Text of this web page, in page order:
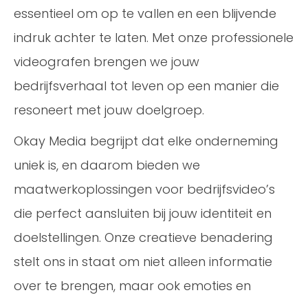
essentieel om op te vallen en een blijvende
indruk achter te laten. Met onze professionele
videografen brengen we jouw
bedrijfsverhaal tot leven op een manier die
resoneert met jouw doelgroep.
Okay Media begrijpt dat elke onderneming
uniek is, en daarom bieden we
maatwerkoplossingen voor bedrijfsvideo’s
die perfect aansluiten bij jouw identiteit en
doelstellingen. Onze creatieve benadering
stelt ons in staat om niet alleen informatie
over te brengen, maar ook emoties en